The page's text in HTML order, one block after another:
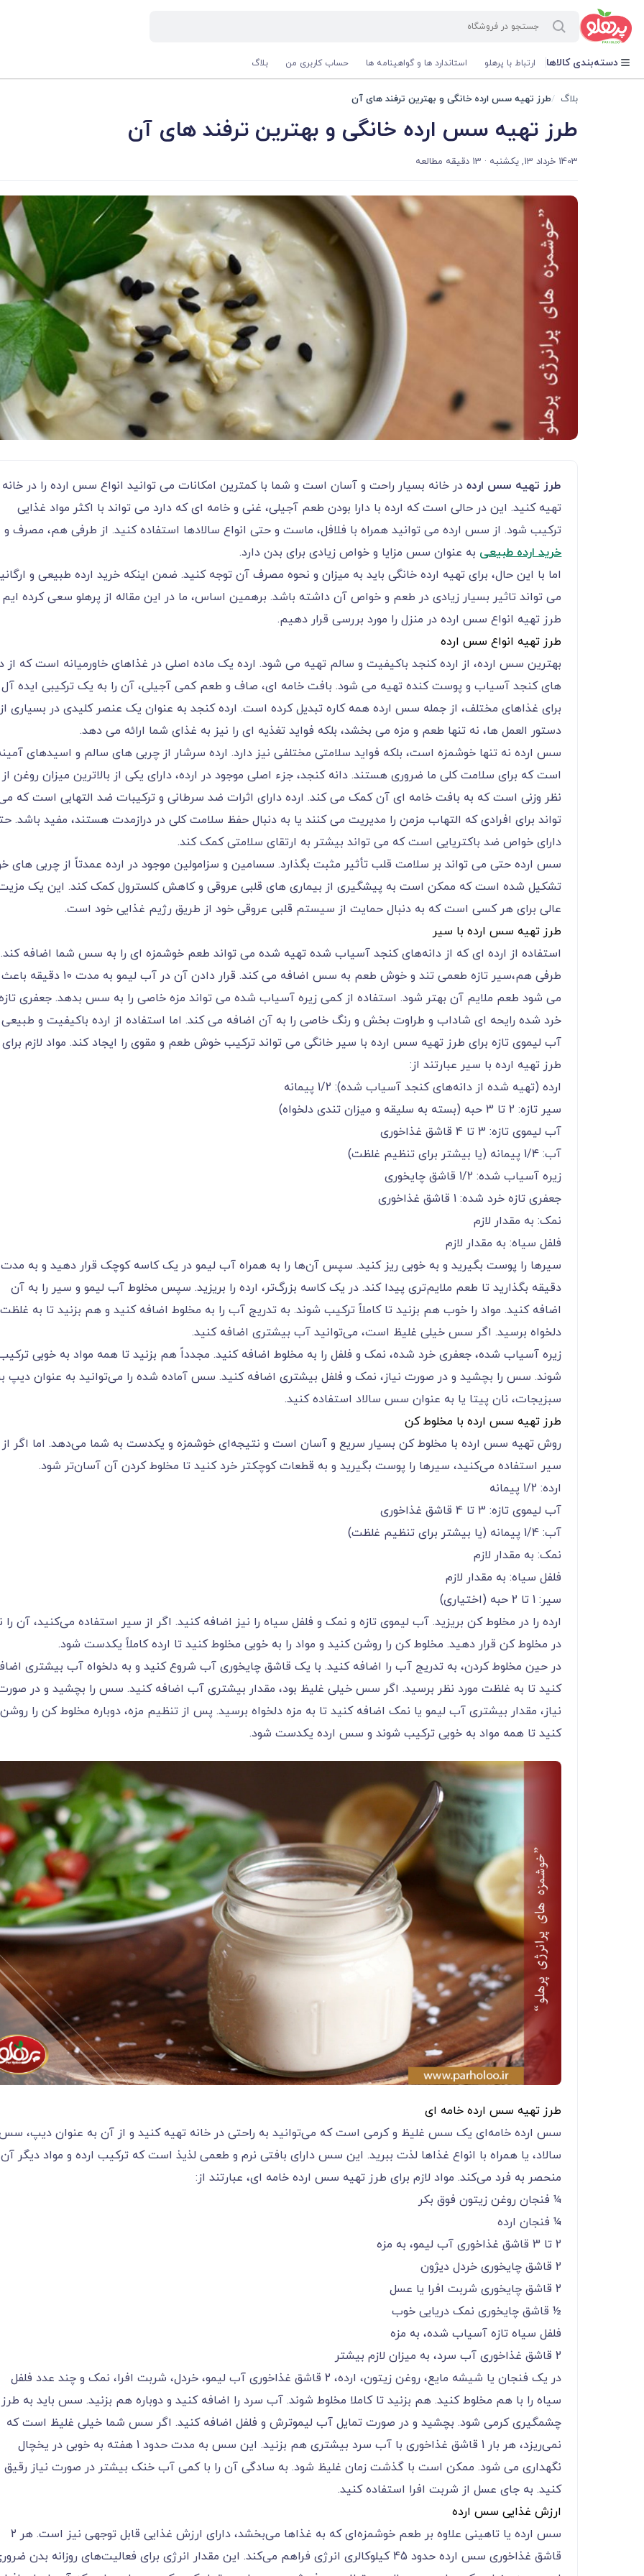
دسته‌بندی کالاها ارتباط با پرهلو استاندارد ها و گواهینامه ها حساب کاربری من بلاگ
بلاگ طرز تهیه سس ارده خانگی و بهترین ترفند های آن
طرز تهیه سس ارده خانگی و بهترین ترفند های آن
1403 خرداد 13, یکشنبه · 13 دقیقه مطالعه
طرز تهیه سس ارده در خانه بسیار راحت و آسان است و شما با کمترین امکانات می توانید انواع سس ارده را در خانه
تهیه کنید. این در حالی است که ارده با دارا بودن طعم آجیلی، غنی و خامه ای که دارد می تواند با اکثر مواد غذایی
ترکیب شود. از سس ارده می توانید همراه با فلافل، ماست و حتی انواع سالادها استفاده کنید. از طرفی هم، مصرف و
خرید ارده طبیعی به عنوان سس مزایا و خواص زیادی برای بدن دارد.
اما با این حال، برای تهیه ارده خانگی باید به میزان و نحوه مصرف آن توجه کنید. ضمن اینکه خرید ارده طبیعی و
می تواند تاثیر بسیار زیادی در طعم و خواص آن داشته باشد. برهمین اساس، ما در این مقاله از پرهلو سعی کرده ایم
طرز تهیه انواع سس ارده در منزل را مورد بررسی قرار دهیم.
طرز تهیه انواع سس ارده
بهترین سس ارده، از ارده کنجد باکیفیت و سالم تهیه می شود. ارده یک ماده اصلی در غذاهای خاورمیانه است که از
های کنجد آسیاب و پوست کنده تهیه می شود. بافت خامه ای، صاف و طعم کمی آجیلی، آن را به یک ترکیبی ایده آل
برای غذاهای مختلف، از جمله سس ارده همه کاره تبدیل کرده است. ارده کنجد به عنوان یک عنصر کلیدی در بسیاری از
دستور العمل ها، نه تنها طعم و مزه می بخشد، بلکه فواید تغذیه ای را نیز به غذای شما ارائه می دهد.
سس ارده نه تنها خوشمزه است، بلکه فواید سلامتی مختلفی نیز دارد. ارده سرشار از چربی های سالم و اسیدهای
است که برای سلامت کلی ما ضروری هستند. دانه کنجد، جزء اصلی موجود در ارده، دارای یکی از بالاترین میزان روغن از
نظر وزنی است که به بافت خامه ای آن کمک می کند. ارده دارای اثرات ضد سرطانی و ترکیبات ضد التهابی است که
تواند برای افرادی که التهاب مزمن را مدیریت می کنند یا به دنبال حفظ سلامت کلی در درازمدت هستند، مفید باشد.
دارای خواص ضد باکتریایی است که می تواند بیشتر به ارتقای سلامتی کمک کند.
سس ارده حتی می تواند بر سلامت قلب تأثیر مثبت بگذارد. سسامین و سزامولین موجود در ارده عمدتاً از چربی های
تشکیل شده است که ممکن است به پیشگیری از بیماری های قلبی عروقی و کاهش کلسترول کمک کند. این یک
عالی برای هر کسی است که به دنبال حمایت از سیستم قلبی عروقی خود از طریق رژیم غذایی خود است.
طرز تهیه سس ارده با سیر
استفاده از ارده ای که از دانه‌های کنجد آسیاب شده تهیه شده می تواند طعم خوشمزه ای را به سس شما اضافه کند.
طرفی هم،سیر تازه طعمی تند و خوش طعم به سس اضافه می کند. قرار دادن آن در آب لیمو به مدت 10 دقیقه باعث
می شود طعم ملایم آن بهتر شود. استفاده از کمی زیره آسیاب شده می تواند مزه خاصی را به سس بدهد. جعفری
خرد شده رایحه ای شاداب و طراوت بخش و رنگ خاصی را به آن اضافه می کند. اما استفاده از ارده باکیفیت و طبیعی
آب لیموی تازه برای طرز تهیه سس ارده با سیر خانگی می تواند ترکیب خوش طعم و مقوی را ایجاد کند. مواد لازم برای
طرز تهیه ارده با سیر عبارتند از:
ارده (تهیه شده از دانه‌های کنجد آسیاب شده): 1/2 پیمانه
سیر تازه: 2 تا 3 حبه (بسته به سلیقه و میزان تندی دلخواه)
آب لیموی تازه: 3 تا 4 قاشق غذاخوری
آب: 1/4 پیمانه (یا بیشتر برای تنظیم غلظت)
زیره آسیاب شده: 1/2 قاشق چایخوری
جعفری تازه خرد شده: 1 قاشق غذاخوری
نمک: به مقدار لازم
فلفل سیاه: به مقدار لازم
دقیقه بگذارید تا طعم ملایم‌تری پیدا کند. در یک کاسه بزرگ‌تر، ارده را بریزید. سپس مخلوط آب لیمو و سیر را به آن
اضافه کنید. مواد را خوب هم بزنید تا کاملاً ترکیب شوند. به تدریج آب را به مخلوط اضافه کنید و هم بزنید تا به غلظت
دلخواه برسید. اگر سس خیلی غلیظ است، می‌توانید آب بیشتری اضافه کنید.
زیره آسیاب شده، جعفری خرد شده، نمک و فلفل را به مخلوط اضافه کنید. مجدداً هم بزنید تا همه مواد به خوبی
شوند. سس را بچشید و در صورت نیاز، نمک و فلفل بیشتری اضافه کنید. سس آماده شده را می‌توانید به عنوان دیپ
سبزیجات، نان پیتا یا به عنوان سس سالاد استفاده کنید.
طرز تهیه سس ارده با مخلوط کن
روش تهیه سس ارده با مخلوط کن بسیار سریع و آسان است و نتیجه‌ای خوشمزه و یکدست به شما می‌دهد. اما اگر از
سیر استفاده می‌کنید، سیرها را پوست بگیرید و به قطعات کوچکتر خرد کنید تا مخلوط کردن آن آسان‌تر شود.
ارده: 1/2 پیمانه
آب لیموی تازه: 3 تا 4 قاشق غذاخوری
آب: 1/4 پیمانه (یا بیشتر برای تنظیم غلظت)
نمک: به مقدار لازم
فلفل سیاه: به مقدار لازم
سیر: 1 تا 2 حبه (اختیاری)
ارده را در مخلوط کن بریزید. آب لیموی تازه و نمک و فلفل سیاه را نیز اضافه کنید. اگر از سیر استفاده می‌کنید، آن را
در مخلوط کن قرار دهید. مخلوط کن را روشن کنید و مواد را به خوبی مخلوط کنید تا ارده کاملاً یکدست شود.
در حین مخلوط کردن، به تدریج آب را اضافه کنید. با یک قاشق چایخوری آب شروع کنید و به دلخواه آب بیشتری
کنید تا به غلظت مورد نظر برسید. اگر سس خیلی غلیظ بود، مقدار بیشتری آب اضافه کنید. سس را بچشید و در
نیاز، مقدار بیشتری آب لیمو یا نمک اضافه کنید تا به مزه دلخواه برسید. پس از تنظیم مزه، دوباره مخلوط کن را روشن
کنید تا همه مواد به خوبی ترکیب شوند و سس ارده یکدست شود.
طرز تهیه سس ارده خامه ای
سس ارده خامه‌ای یک سس غلیظ و کرمی است که می‌توانید به راحتی در خانه تهیه کنید و از آن به عنوان دیپ،
سالاد، یا همراه با انواع غذاها لذت ببرید. این سس دارای بافتی نرم و طعمی لذیذ است که ترکیب ارده و مواد دیگر آن
منحصر به فرد می‌کند. مواد لازم برای طرز تهیه سس ارده خامه ای، عبارتند از:
¼ فنجان روغن زیتون فوق بکر
¼ فنجان ارده
2 تا 3 قاشق غذاخوری آب لیمو، به مزه
2 قاشق چایخوری خردل دیژون
2 قاشق چایخوری شربت افرا یا عسل
½ قاشق چایخوری نمک دریایی خوب
فلفل سیاه تازه آسیاب شده، به مزه
2 قاشق غذاخوری آب سرد، به میزان لازم بیشتر
در یک فنجان یا شیشه مایع، روغن زیتون، ارده، 2 قاشق غذاخوری آب لیمو، خردل، شربت افرا، نمک و چند عدد فلفل
سیاه را با هم مخلوط کنید. هم بزنید تا کاملا مخلوط شوند. آب سرد را اضافه کنید و دوباره هم بزنید. سس باید به طرز
چشمگیری کرمی شود. بچشید و در صورت تمایل آب لیموترش و فلفل اضافه کنید. اگر سس شما خیلی غلیظ است که
نمی‌ریزد، هر بار 1 قاشق غذاخوری با آب سرد بیشتری هم بزنید. این سس به مدت حدود 1 هفته به خوبی در یخچال
نگهداری می شود. ممکن است با گذشت زمان غلیظ شود. به سادگی آن را با کمی آب خنک بیشتر در صورت نیاز رقیق
کنید. به جای عسل از شربت افرا استفاده کنید.
ارزش غذایی سس ارده
سس ارده یا تاهینی علاوه بر طعم خوشمزه‌ای که به غذاها می‌بخشد، دارای ارزش غذایی قابل توجهی نیز است. هر 2
قاشق غذاخوری سس ارده حدود 45 کیلوکالری انرژی فراهم می‌کند. این مقدار انرژی برای فعالیت‌های روزانه بدن